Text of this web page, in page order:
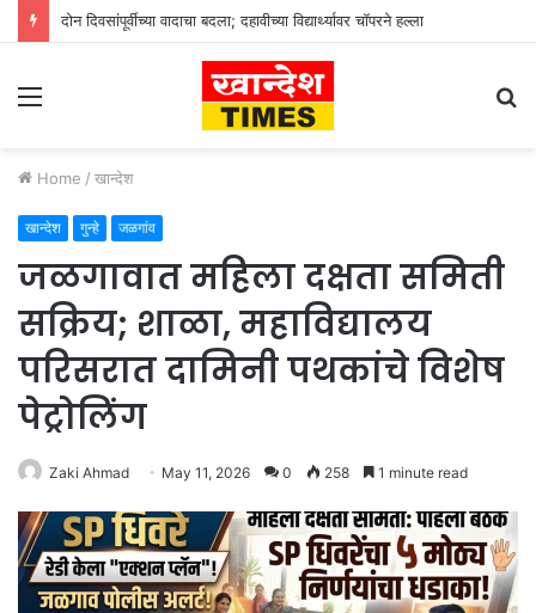
दोन दिवसांपूर्वीच्या वादाचा बदला; दहावीच्या विद्यार्थ्यावर चॉपरने हल्ला
Menu
Home / खान्देश
खान्देश गुन्हे जळगांव
जळगावात महिला दक्षता समिती
सक्रिय; शाळा, महाविद्यालय
परिसरात दामिनी पथकांचे विशेष
पेट्रोलिंग
Zaki Ahmad May 11, 2026 0 258 1 minute read